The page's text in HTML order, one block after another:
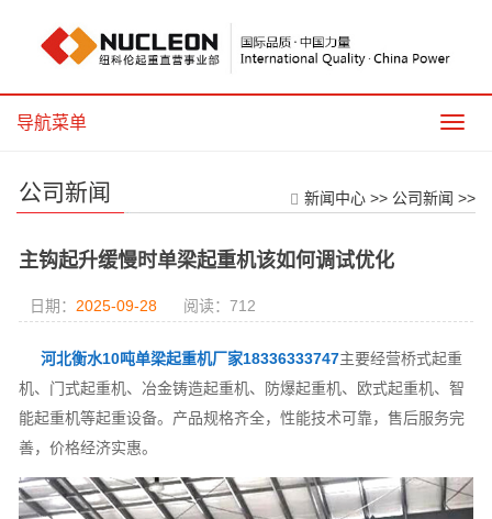
导
单
导航菜单
公司新闻 新闻中心 >> 公司新闻 >>
主钩起升缓慢时单梁起重机该如何调试优化
日期： 2025-09-28 阅读： 712
河北衡水10吨单梁起重机厂家18336333747主要经营桥式起重
机、门式起重机、冶金铸造起重机、防爆起重机、欧式起重机、智
能起重机等起重设备。产品规格齐全，性能技术可靠，售后服务完
善，价格经济实惠。